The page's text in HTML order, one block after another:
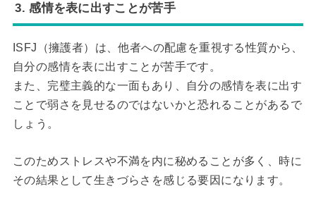
3. 感情を表に出すことが苦手
ISFJ（擁護者）は、他者への配慮を重視する性質から、
自分の感情を表に出すことが苦手です。
また、完璧主義的な一面もあり、自分の感情を表に出す
ことで弱さを見せるのではないかと恐れることがあるで
しょう。
このためストレスや不満を内に秘めることが多く、時に
その結果として生きづらさを感じる要因になります。